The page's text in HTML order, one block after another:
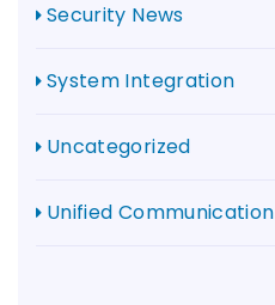
Security News
System Integration
Uncategorized
Unified Communication